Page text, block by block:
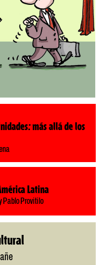
más allá de los
Latina
Pablo Provitilo